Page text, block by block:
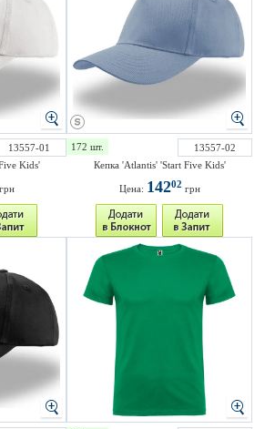
13557-01
Kids'
грн
172 шт.
13557-02
Кепка 'Atlantis' 'Start Five Kids'
Цена: 14202 грн